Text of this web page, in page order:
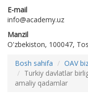
E-mail
info@academy.uz
Manzil
O'zbekiston, 100047,
Bosh sahifa
OAV
Turkiy davlatlar
amaliy qadamlar